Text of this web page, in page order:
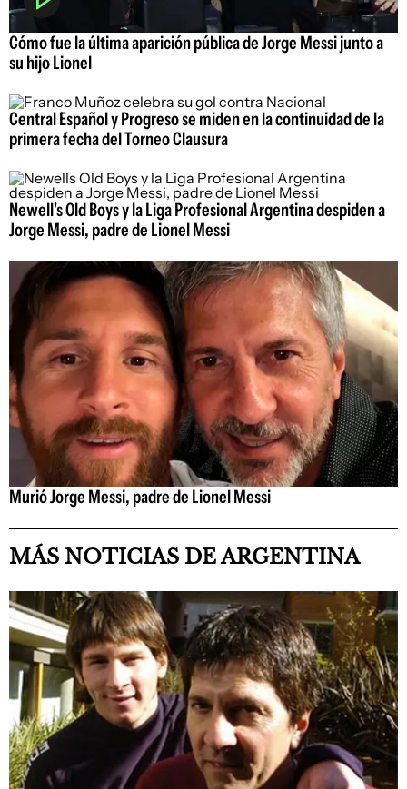
Cómo fue la última aparición pública de Jorge Messi junto a
su hijo Lionel
Central Español y Progreso se miden en la continuidad de la
primera fecha del Torneo Clausura
Newell's Old Boys y la Liga Profesional Argentina despiden a
Jorge Messi, padre de Lionel Messi
Murió Jorge Messi, padre de Lionel Messi
MÁS NOTICIAS DE ARGENTINA